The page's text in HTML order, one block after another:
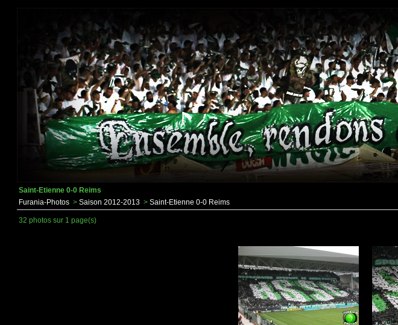
Saint-Etienne 0-0 Reims
Furania-Photos > Saison 2012-2013 > Saint-Etienne 0-0 Reims
32 photos sur 1 page(s)